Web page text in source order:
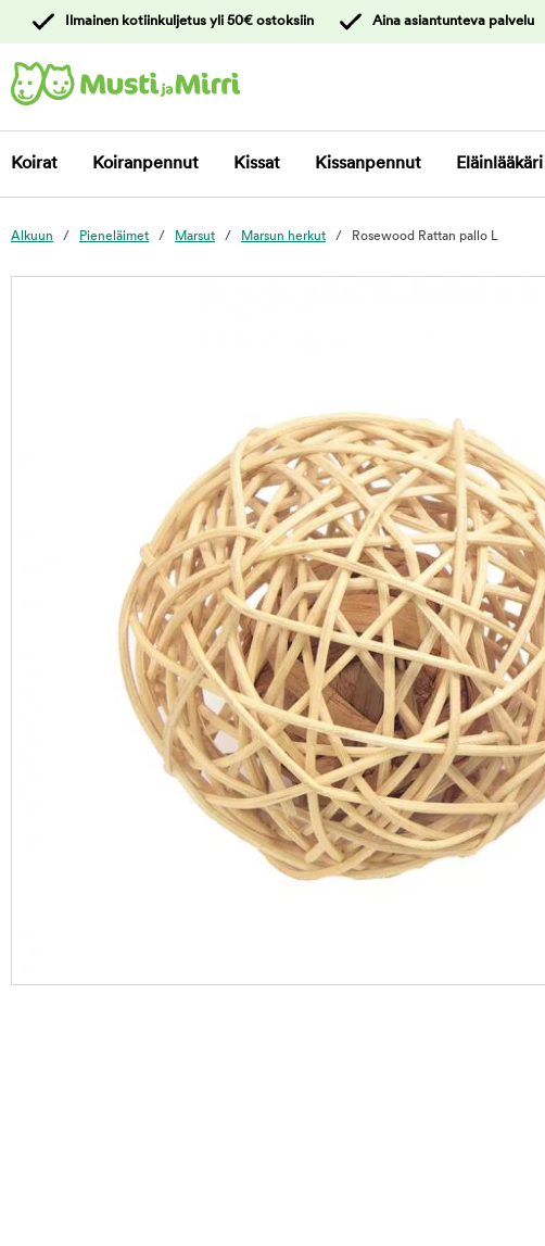
asiakaspalveluun
Ilmainen kotiinkuljetus yli 50€ ostoksiin Aina asiantunteva palvelu
Koirat Koiranpennut Kissat Kissanpennut Eläinlääkäri
Alkuun Pieneläimet Marsut Marsun herkut Rosewood Rattan pallo L